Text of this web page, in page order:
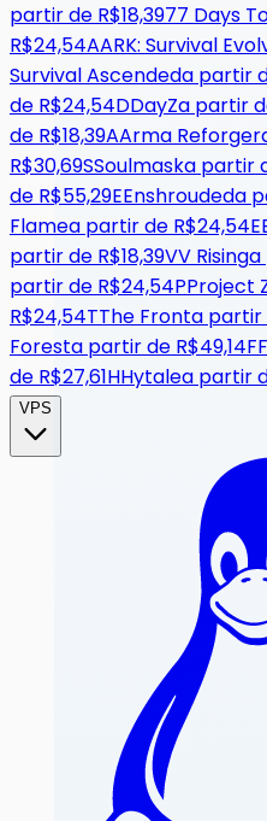
partir de R$18,3977 Days
R$24,54AARK: Survival
Survival Ascendeda partir
de R$24,54DDayZa partir
de R$18,39AArma Reforger
R$30,69SSoulmaska partir
de R$55,29EEnshroudeda
Flamea partir de R$24,54E
partir de R$18,39VV Risinga
partir de R$24,54PProject
R$24,54TThe Fronta partir
Foresta partir de R$49,14F
de R$27,61HHytalea partir
VPS